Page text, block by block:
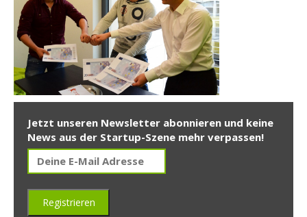
Jetzt unseren Newsletter abonnieren und keine
News aus der Startup-Szene mehr verpassen!